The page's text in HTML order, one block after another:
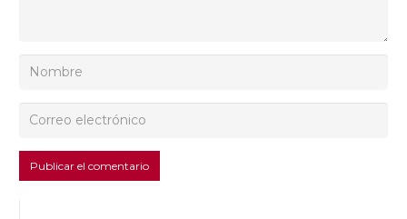
Publicar el comentario